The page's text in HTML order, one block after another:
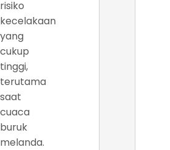
risiko
kecelakaan
yang
cukup
tinggi,
terutama
saat
cuaca
buruk
melanda.